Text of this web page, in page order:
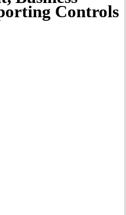
Controls